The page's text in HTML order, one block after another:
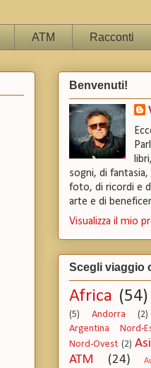
ATM Racconti
Benvenuti!
sogni, di
foto, di ricordi e
arte e di
Visualizza il mio
Scegli viaggio
Africa (54)
(5)
Andorra (2)
Argentina Nord-
Nord-Ovest (2)
ATM (24)